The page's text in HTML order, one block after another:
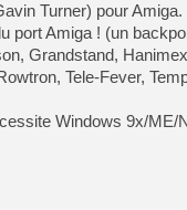
[LS] [PS5] Le WebKit
[GK] Oubliez Crazy Taxi,
[LS] [Switch] NSZ 5.0.0
[GK] No More Room in
[GK] Un chatbot Atelier
Turner) pour
port Amiga ! (un
Grandstand,
Tele-Fever,
Windows 9x/ME/